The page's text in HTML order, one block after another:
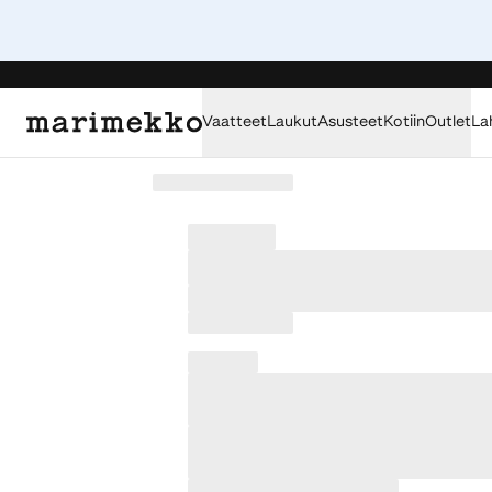
VaatteetLaukutAsusteetKotiinOutlet